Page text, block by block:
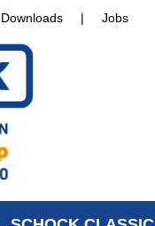
Downloads | Jobs